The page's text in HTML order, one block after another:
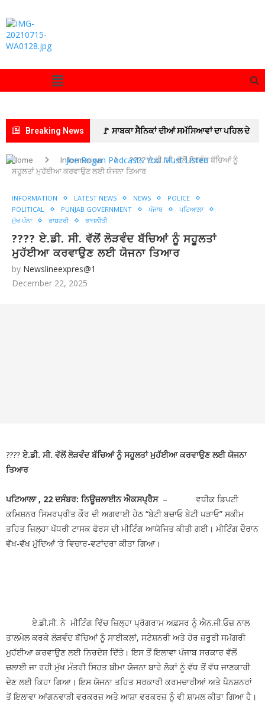
Breaking News 🚩 ਸਾਬਕਾ ਸੈਨਿਕਾਂ ਦੀਆਂ ਸਮੱਸਿਆਵਾਂ ਦਾ ਪਹਿਲ ਦੇ
ਆਧਾਰ ‘ਤੇ ਹੱਲ ਕਰਨ ਦੇ ਏਡੀਸੀ ਦੇ ਨਿਰਦੇਸ਼
ਦੇ ਪਰਿਵਾਰਾਂ ਦੀਆਂ ਭਲਾਈ ਸਕੀਮਾਂ ਦਾ ਲਿਆ ਜਾਇਜ਼ਾ
🚩 ਮਨਿਸਟੀਰੀਅਲ ਕਾਮਿਆਂ ਦੀ ਤਿੰਨ ਦਿਨਾ ਕਲਮ ਛੋੜ
ਹੜਤਾਲ ਅੱਜ ਤੋਂ 🚩 ਪਟਿਆਲਾ ਦੇ ਲੀਲਾ ਭਵਨ ‘ਚ
ਦਿਨ-ਦਿਹਾੜੇ ਚੱਲੀਆਂ ਗੋਲੀਆਂ
Home Information
???? ਏ.ਡੀ. ਸੀ. ਵੱਲੋਂ ਲੋੜਵੰਦ ਬੱਚਿਆਂ ਨੂੰ
ਸਹੂਲਤਾਂ ਮੁਹੱਈਆ ਕਰਵਾਉਣ ਲਈ ਯੋਜਨਾ ਤਿਆਰ
INFORMATION LATEST NEWS NEWS
POLICE
POLITICAL
PUNJAB GOVERNMENT ਪੰਜਾਬ
ਪਟਿਆਲ਼ਾ
ਮੁੱਖ ਪੰਨਾ
ਰਾਸ਼ਟਰੀ ਰਾਜਨੀਤੀ
???? ਏ.ਡੀ. ਸੀ. ਵੱਲੋਂ ਲੋੜਵੰਦ ਬੱਚਿਆਂ ਨੂੰ ਸਹੂਲਤਾਂ
ਮੁਹੱਈਆ ਕਰਵਾਉਣ ਲਈ ਯੋਜਨਾ ਤਿਆਰ
by Newslineexpres@1
December 22, 2025
????ਏ.ਡੀ. ਸੀ. ਵੱਲੋਂ ਲੋੜਵੰਦ ਬੱਚਿਆਂ ਨੂੰ ਸਹੂਲਤਾਂ ਮੁਹੱਈਆ ਕਰਵਾਉਣ ਲਈ ਯੋਜਨਾ
ਤਿਆਰ
ਪਟਿਆਲਾ , 22 ਦਸੰਬਰ: ਨਿਊਜ਼ਲਾਈਨ ਐਕਸਪ੍ਰੈਸ – ਵਧੀਕ ਡਿਪਟੀ
ਕਮਿਸ਼ਨਰ ਸਿਮਰਪ੍ਰੀਤ ਕੌਰ ਦੀ ਅਗਵਾਈ ਹੇਠ “ਬੇਟੀ ਬਚਾਓ ਬੇਟੀ ਪੜਾਓ” ਸਕੀਮ
ਤਹਿਤ ਜ਼ਿਲ੍ਹਾ ਪੱਧਰੀ ਟਾਸਕ ਫੋਰਸ ਦੀ ਮੀਟਿੰਗ ਆਯੋਜਿਤ ਕੀਤੀ ਗਈ। ਮੀਟਿੰਗ ਦੌਰਾਨ
ਵੱਖ-ਵੱਖ ਮੁੱਦਿਆਂ ’ਤੇ ਵਿਚਾਰ-ਵਟਾਂਦਰਾ ਕੀਤਾ ਗਿਆ।
ਏ.ਡੀ.ਸੀ. ਨੇ ਮੀਟਿੰਗ ਵਿੱਚ ਜ਼ਿਲ੍ਹਾ ਪ੍ਰੋਗਰਾਮ ਅਫ਼ਸਰ ਨੂੰ ਐਨ.ਜੀ.ਓਜ਼ ਨਾਲ
ਤਾਲਮੇਲ ਕਰਕੇ ਲੋੜਵੰਦ ਬੱਚਿਆਂ ਨੂੰ ਸਾਈਕਲਾਂ, ਸਟੇਸ਼ਨਰੀ ਅਤੇ ਹੋਰ ਜ਼ਰੂਰੀ ਸਮੱਗਰੀ
ਮੁਹੱਈਆ ਕਰਵਾਉਣ ਲਈ ਨਿਰਦੇਸ਼ ਦਿੱਤੇ। ਇਸ ਤੋਂ ਇਲਾਵਾ ਪੰਜਾਬ ਸਰਕਾਰ ਵੱਲੋਂ
ਚਲਾਈ ਜਾ ਰਹੀ ਮੁੱਖ ਮੰਤਰੀ ਸਿਹਤ ਬੀਮਾ ਯੋਜਨਾ ਬਾਰੇ ਲੋਕਾਂ ਨੂੰ ਵੱਧ ਤੋਂ ਵੱਧ ਜਾਣਕਾਰੀ
ਦੇਣ ਲਈ ਕਿਹਾ ਗਿਆ। ਇਸ ਯੋਜਨਾ ਤਹਿਤ ਸਰਕਾਰੀ ਕਰਮਚਾਰੀਆਂ ਅਤੇ ਪੈਨਸ਼ਨਰਾਂ
ਤੋਂ ਇਲਾਵਾ ਆਂਗਨਵਾੜੀ ਵਰਕਰਜ਼ ਅਤੇ ਆਸ਼ਾ ਵਰਕਰਜ਼ ਨੂੰ ਵੀ ਸ਼ਾਮਲ ਕੀਤਾ ਗਿਆ ਹੈ।